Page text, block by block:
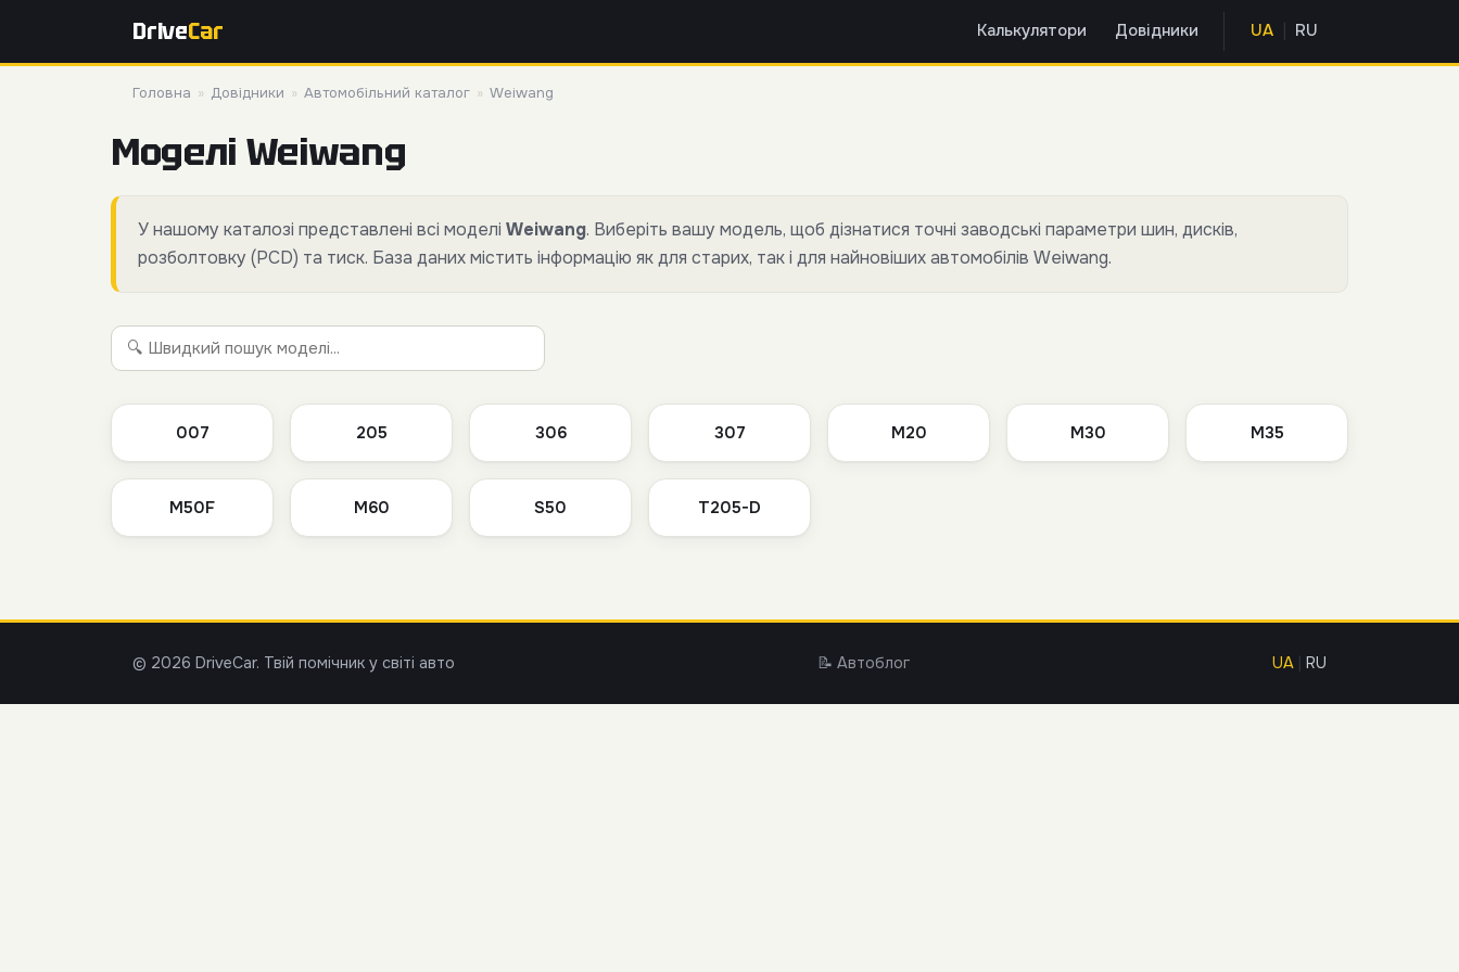
DriveCar Калькулятори Довідники UA RU
Головна » Довідники » Автомобільний каталог » Weiwang
Моделі Weiwang
У нашому каталозі представлені всі моделі Weiwang. Виберіть вашу модель, щоб дізнатися точні заводські параметри шин, дисків,
розболтовку (PCD) та тиск. База даних містить інформацію як для старих, так і для найновіших автомобілів Weiwang.
007 205 306 307 M20 M30 M35
M50F M60 S50 T205-D
© 2026 DriveCar. Твій помічник у світі авто 📝 Автоблог UA RU